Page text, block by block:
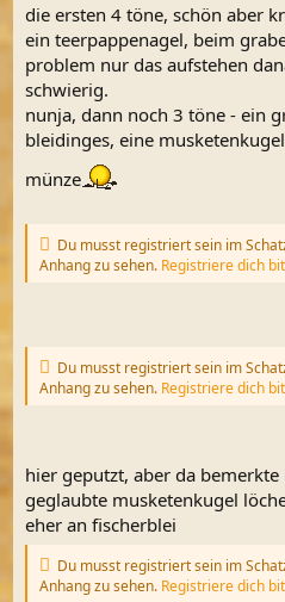
die ersten 4 töne, schön aber
ein teerpappenagel, beim
problem nur das aufstehen
schwierig.
nunja, dann noch 3 töne - ein
bleidinges, eine
münze
Du musst registriert sein im
Anhang zu sehen. Registriere dich
Du musst registriert sein im
Anhang zu sehen. Registriere dich
hier geputzt, aber da bemerkte
geglaubte musketenkugel
eher an fischerblei
Du musst registriert sein im
Anhang zu sehen. Registriere dich